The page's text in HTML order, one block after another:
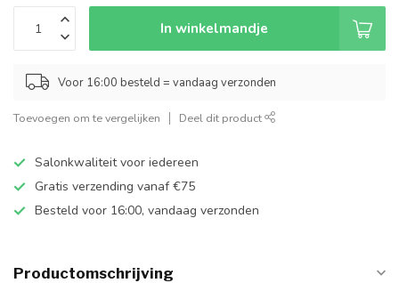
In winkelmandje
Voor 16:00 besteld = vandaag verzonden
Toevoegen om te vergelijken Deel dit product
Salonkwaliteit voor iedereen
Gratis verzending vanaf €75
Besteld voor 16:00, vandaag verzonden
Productomschrijving